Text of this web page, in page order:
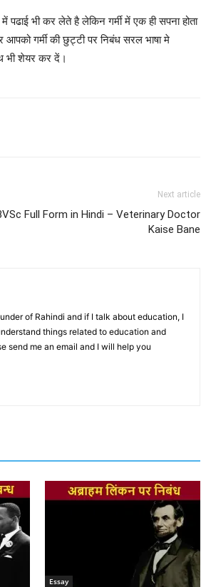
भी कर लेते है लेकिन गर्मी में एक ही सपना होता
आपको गर्मी की छुट्टी पर निबंध सरल भाषा मे
भी शेयर कर दें।
Next article
Full Form in Hindi – Veterinary Doctor
Kaise Bane
of Rahindi and if I talk about education, I
things related to education and
send me an email and I will help you
Essay